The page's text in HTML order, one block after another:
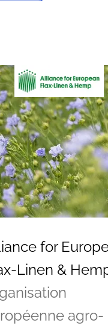
for
Linen &
agro-